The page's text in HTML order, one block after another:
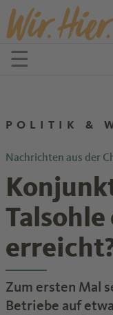
Zum Inhalt springen
☰Menü
POLITIK &
Nachrichten aus der
Zum ersten Mal
Betriebe auf